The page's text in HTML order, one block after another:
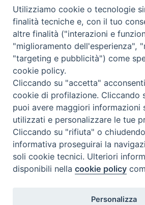
Complesso, Problematico
Tematica: Amore-Sentimenti,
Contatti & Info
C.ne Aurelia, 50 – 00165 Roma
Contatti
Scrivi a: cnvf@chiesacattolica.it
Utilizziamo cookie o tecnologie
finalità tecniche e, con il tuo
altre finalità ("interazioni e
"miglioramento dell'esperienza",
"targeting e pubblicità") come
cookie policy.
Cliccando su "accetta"
cookie di profilazione. Cliccando
puoi avere maggiori informazioni
utilizzati e personalizzare le tue
Cliccando su "rifiuta" o
informativa proseguirai la
soli cookie tecnici. Ulteriori
disponibili nellacookie policy
Personalizza